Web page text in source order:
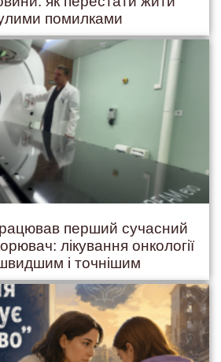
помилками
перший сучасний
лікування онкології
і точнішим